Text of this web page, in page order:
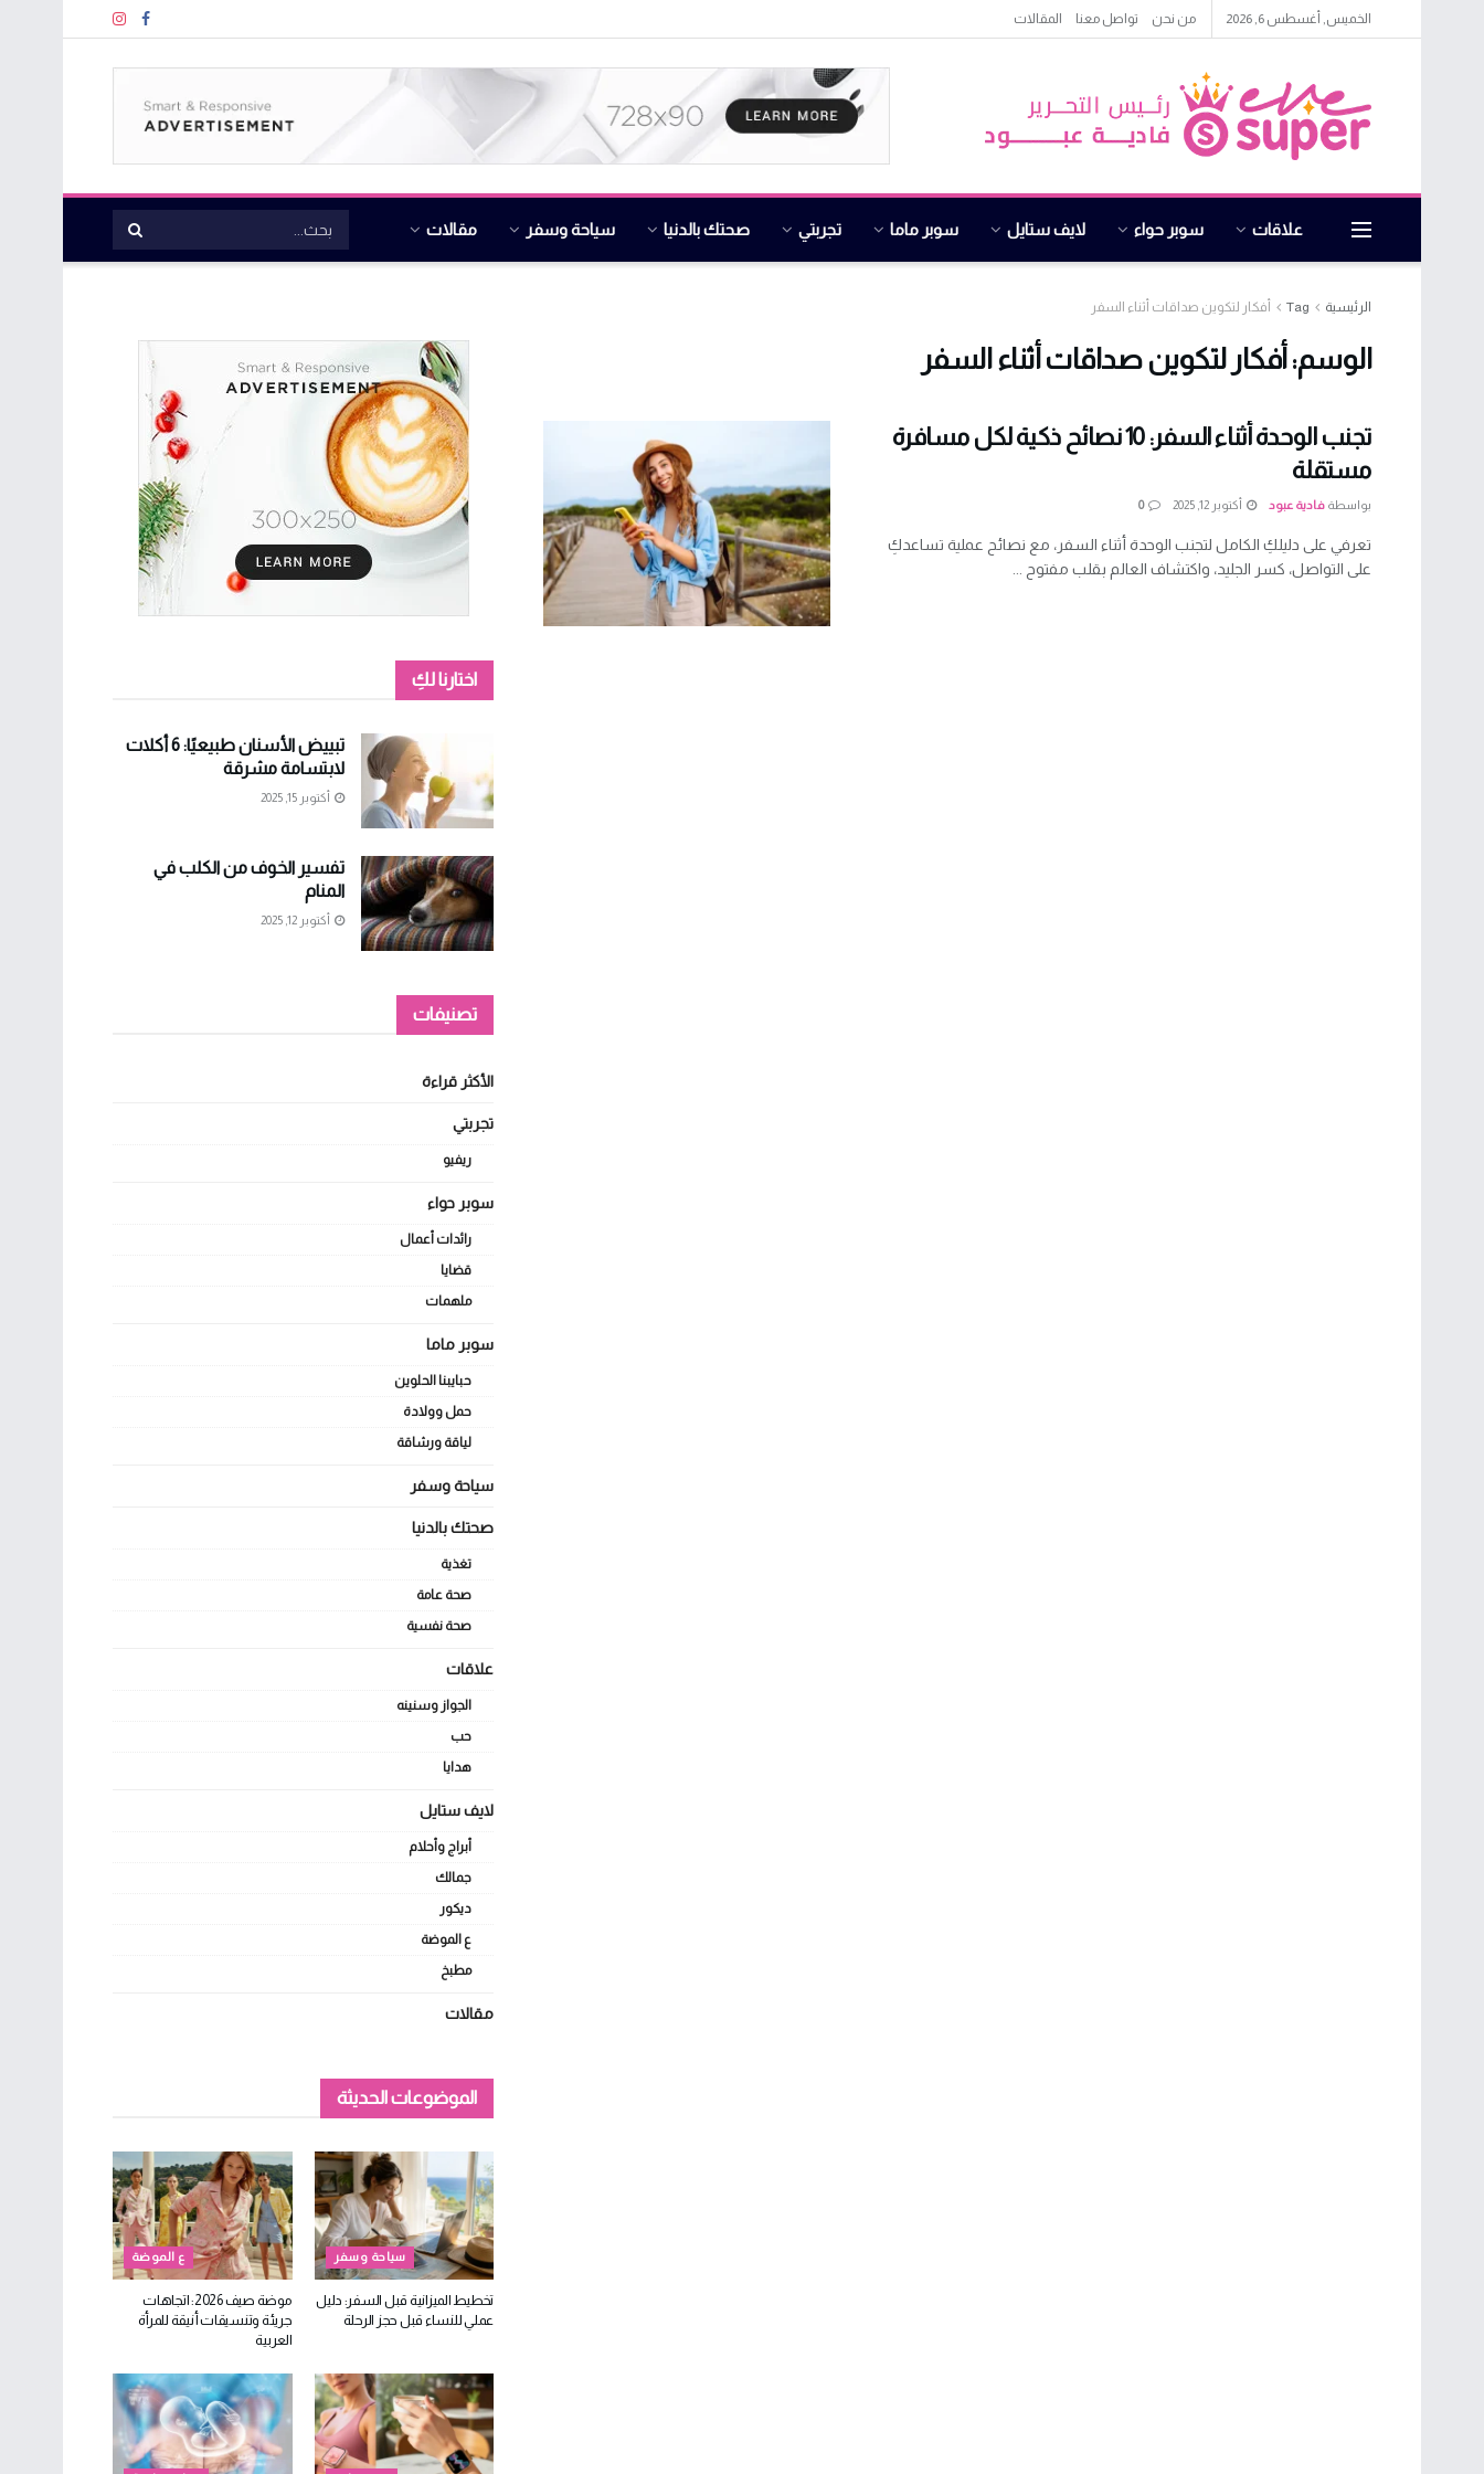
الخميس, أغسطس 6, 2026 من نحن تواصل معنا المقالات
علاقات سوبر حواء لايف ستايل سوبر ماما تجربتي صحتك بالدنيا سياحة وسفر مقالات
الرئيسية Tag أفكار لتكوين صداقات أثناء السفر
الوسم: أفكار لتكوين صداقات أثناء السفر
تجنب الوحدة أثناء السفر: 10 نصائح ذكية لكل مسافرة
مستقلة
بواسطة فادية عبود أكتوبر 12, 2025 0
تعرفي على دليلكِ الكامل لتجنب الوحدة أثناء السفر، مع نصائح عملية تساعدكِ
على التواصل، كسر الجليد، واكتشاف العالم بقلب مفتوح ...
اختارنا لكِ
تبييض الأسنان طبيعيًا: 6 أكلات
لابتسامة مشرقة
أكتوبر 15, 2025
تفسير الخوف من الكلب في
المنام
أكتوبر 12, 2025
تصنيفات
الأكثر قراءة
تجربتي
ريفيو
سوبر حواء
رائدات أعمال
قضايا
ملهمات
سوبر ماما
حبايبنا الحلوين
حمل وولادة
لياقة ورشاقة
سياحة وسفر
صحتك بالدنيا
تغذية
صحة عامة
صحة نفسية
علاقات
الجواز وسنينه
حب
هدايا
لايف ستايل
أبراج وأحلام
جمالك
ديكور
ع الموضة
مطبخ
مقالات
الموضوعات الحديثة
سياحة وسفر
تخطيط الميزانية قبل السفر: دليل
عملي للنساء قبل حجز الرحلة
ع الموضة
موضة صيف 2026: اتجاهات
جريئة وتنسيقات أنيقة للمرأة
العربية